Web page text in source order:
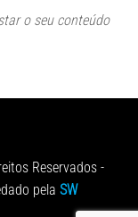
o seu conteúdo
Reservados -
pela SW